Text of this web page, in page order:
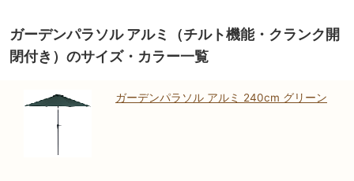
ガーデンパラソル アルミ（チルト機能・クランク開
閉付き）のサイズ・カラー一覧
ガーデンパラソル アルミ 240cm グリーン